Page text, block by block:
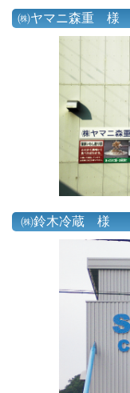
㈱ヤマニ森重 様
㈱鈴木冷蔵 様